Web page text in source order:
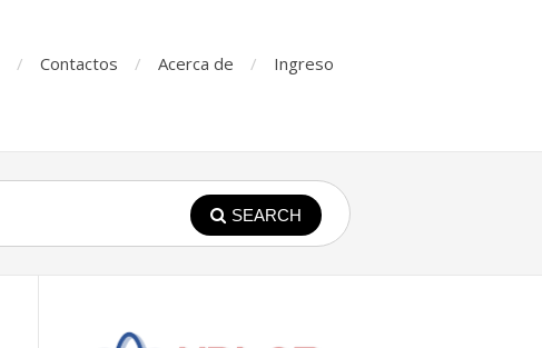
Contactos Acerca de Ingreso
SEARCH